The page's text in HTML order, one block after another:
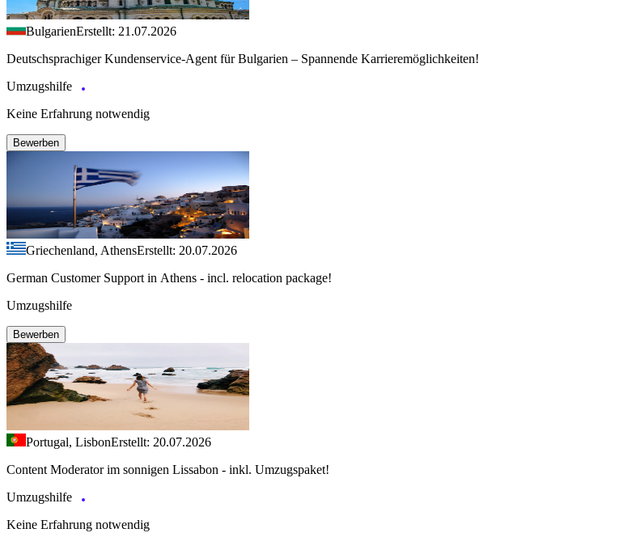
BulgarienErstellt: 21.07.2026
Deutschsprachiger Kundenservice-Agent für Bulgarien – Spannende Karrieremöglichkeiten!
Umzugshilfe
Keine Erfahrung notwendig
Bewerben
Griechenland, AthensErstellt: 20.07.2026
German Customer Support in Athens - incl. relocation package!
Umzugshilfe
Bewerben
Portugal, LisbonErstellt: 20.07.2026
Content Moderator im sonnigen Lissabon - inkl. Umzugspaket!
Umzugshilfe
Keine Erfahrung notwendig